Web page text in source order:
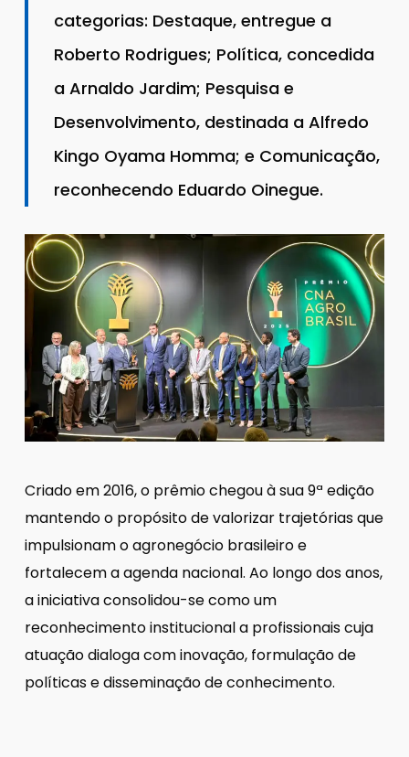
categorias: Destaque, entregue a
Roberto Rodrigues; Política, concedida
a Arnaldo Jardim; Pesquisa e
Desenvolvimento, destinada a Alfredo
Kingo Oyama Homma; e Comunicação,
reconhecendo Eduardo Oinegue.
Criado em 2016, o prêmio chegou à sua 9ª edição
mantendo o propósito de valorizar trajetórias que
impulsionam o agronegócio brasileiro e
fortalecem a agenda nacional. Ao longo dos anos,
a iniciativa consolidou-se como um
reconhecimento institucional a profissionais cuja
atuação dialoga com inovação, formulação de
políticas e disseminação de conhecimento.